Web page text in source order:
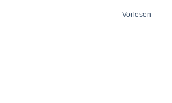
Vorlesen